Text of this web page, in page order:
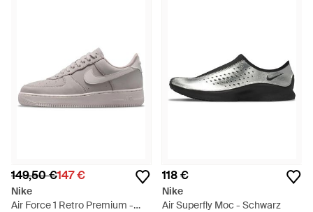
149,50 €147 €
Nike
Air Force 1 Retro Premium -
118 €
Nike
Air Superfly Moc - Schwarz